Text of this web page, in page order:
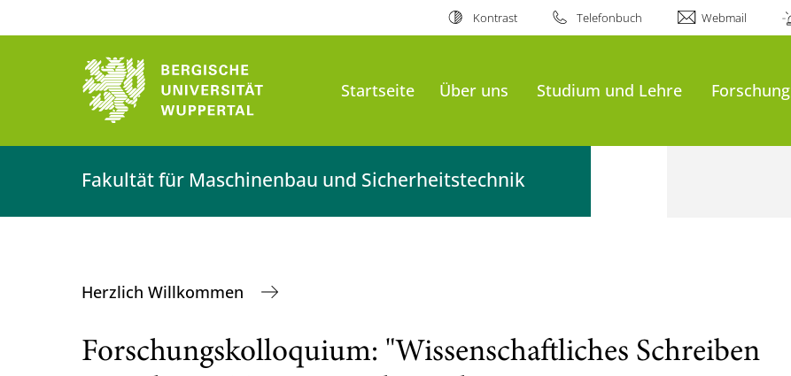
Kontrast Telefonbuch Webmail
Startseite Über uns Studium und Lehre Forschung
Fakultät für Maschinenbau und Sicherheitstechnik
Herzlich Willkommen
Forschungskolloquium: "Wissenschaftliches Schreiben